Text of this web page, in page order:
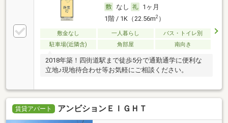
なし
1ヶ月
1階 / 1K（22.56m2）
敷金なし 一人暮らし
バス・トイレ別
駐車場(近隣含)
角部屋 南向き
2018年築！四街道駅まで徒歩5分で通勤通学に便利な
立地♪現地待合わせ等お気軽にご相談ください。
賃貸アパート アンビションＥＩＧＨＴ